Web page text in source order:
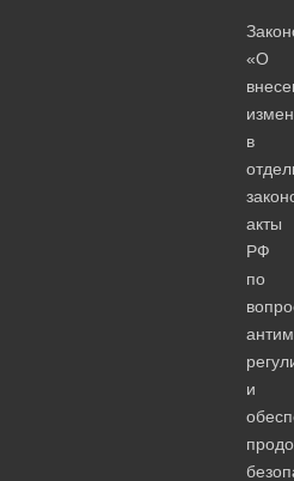
«О
в
акты
РФ
по
и